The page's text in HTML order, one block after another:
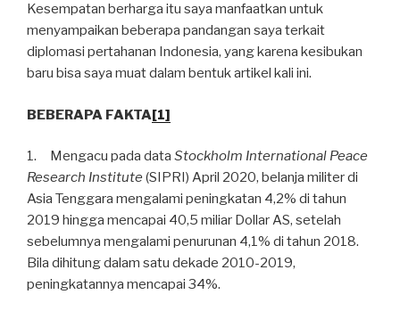
Kesempatan berharga itu saya manfaatkan untuk
menyampaikan beberapa pandangan saya terkait
diplomasi pertahanan Indonesia, yang karena kesibukan
baru bisa saya muat dalam bentuk artikel kali ini.
BEBERAPA FAKTA[1]
1. Mengacu pada data Stockholm International Peace
Research Institute (SIPRI) April 2020, belanja militer di
Asia Tenggara mengalami peningkatan 4,2% di tahun
2019 hingga mencapai 40,5 miliar Dollar AS, setelah
sebelumnya mengalami penurunan 4,1% di tahun 2018.
Bila dihitung dalam satu dekade 2010-2019,
peningkatannya mencapai 34%.